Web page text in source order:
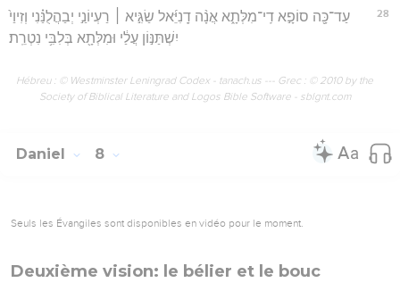
28
עַד־כָּ֖ה סוֹפָ֣א דִֽי־מִלְּתָ֑א אֲנָ֨ה דָֽנִיֵּ֜אל שַׂגִּ֣יא ׀ רַעְיוֹנַ֣י יְבַהֲלֻנַּ֗נִי וְזִיוַי֙
יִשְׁתַּנּ֣וֹן עֲלַ֔י וּמִלְּתָ֖א בְּלִבִּ֥י נִטְרֵֽת׃
Hébreu : © Westminster Leningrad Codex - tanach.us --- Grec : © 2010 by the
Society of Biblical Literature and Logos Bible Software - sblgnt.com
Daniel 8
Seuls les Évangiles sont disponibles en vidéo pour le moment.
Deuxième vision: le bélier et le bouc